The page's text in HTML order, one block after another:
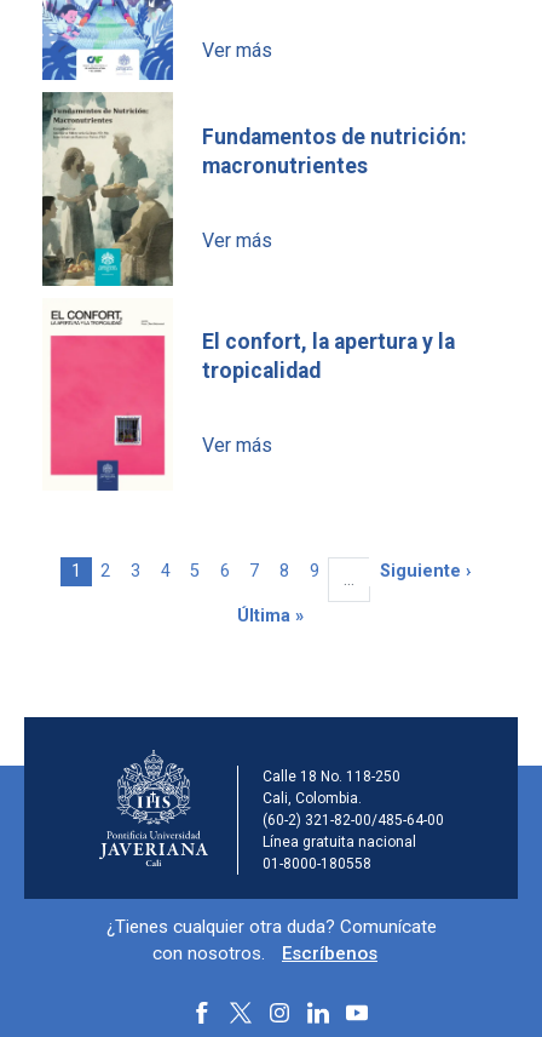
Ver más
Fundamentos de nutrición:
macronutrientes
Ver más
El confort, la apertura y la
tropicalidad
Ver más
Página actual
1 Page
2 Page
3 Page
4 Page
5 Page
6 Page
7 Page
8 Page
9 … Siguiente página
Siguiente ›
Última página
Última »
Información de la
Calle 18 No. 118-250
Cali, Colombia.
(60-2) 321-82-00/485-64-00
Línea gratuita nacional
01-8000-180558
Información y redes sociales
¿Tienes cualquier otra duda? Comunícate
con nosotros.
Escríbenos